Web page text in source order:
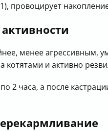
провоцирует
менее агрессивным,
котятами и активно
2 часа, а после